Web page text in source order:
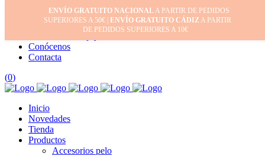
Inicio
Mi cuenta
Conócenos
Contacta
(0)
Inicio
Novedades
Tienda
Productos
Accesorios pelo
ENVÍO GRATUITO NACIONALA PARTIR DE PEDIDOS
SUPERIORES A 50€ | ENVÍO GRATUITO CÁDIZA PARTIR
DE PEDIDOS SUPERIORES A 10€